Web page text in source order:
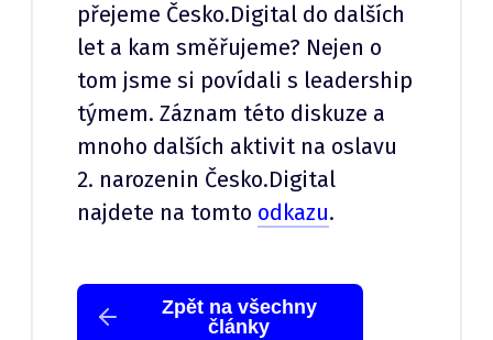
přejeme Česko.Digital do dalších
let a kam směřujeme? Nejen o
tom jsme si povídali s leadership
týmem. Záznam této diskuze a
mnoho dalších aktivit na oslavu
2. narozenin Česko.Digital
najdete na tomto odkazu.
Zpět na všechny
články